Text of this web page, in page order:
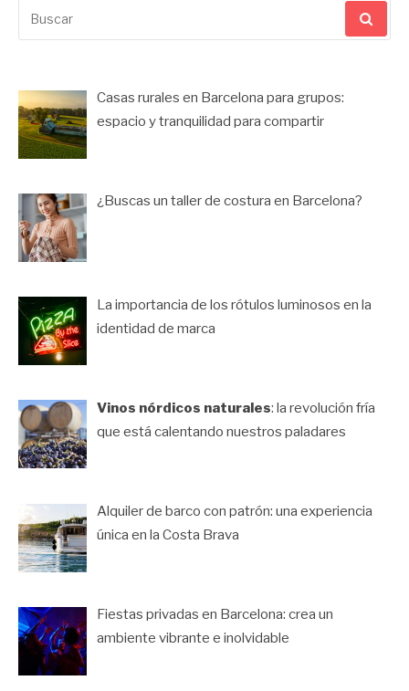
por:
Casas rurales en Barcelona para grupos:
espacio y tranquilidad para compartir
¿Buscas un taller de costura en Barcelona?
La importancia de los rótulos luminosos en la
identidad de marca
Vinos nórdicos naturales: la revolución fría
que está calentando nuestros paladares
Alquiler de barco con patrón: una experiencia
única en la Costa Brava
Fiestas privadas en Barcelona: crea un
ambiente vibrante e inolvidable